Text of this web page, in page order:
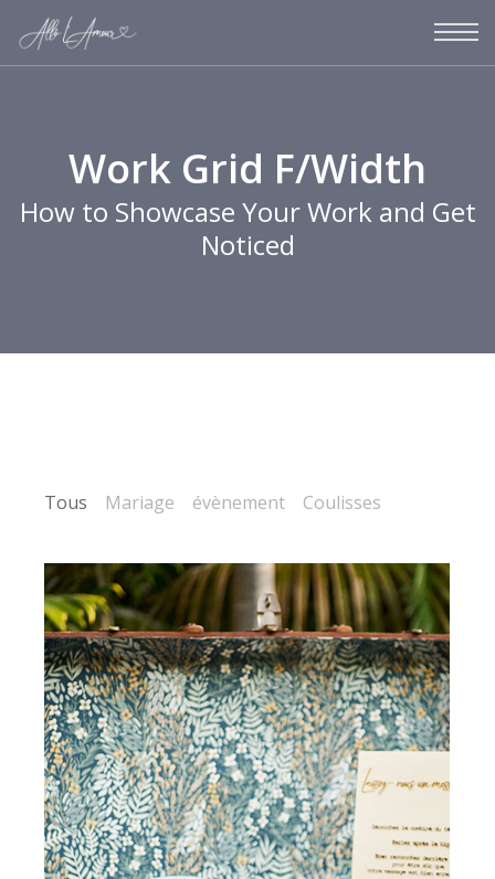
Work Grid F/Width
How to Showcase Your Work and Get
Noticed
Tous Mariage évènement Coulisses